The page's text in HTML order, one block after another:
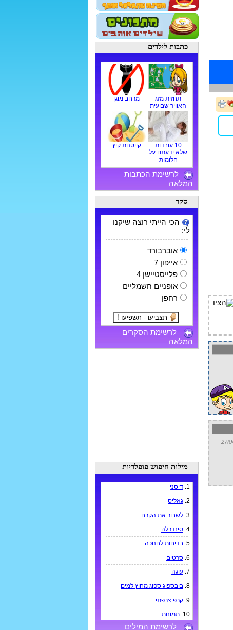
כתבות לילדים
תחזית מזג
האוויר שבועית
מרחב מוגן
10 עובדות
שלא ידעתם על
חלומות
קייטנות קיץ
לרשימת הכתבות
המלאה
סקר
הכי הייתי רוצה שיקנו
לי:
אוברבורד
אייפון 7
פלייסטיישן 4
אופניים חשמליים
רחפן
לרשימת הסקרים
המלאה
מילות חיפוש פופלריות
1. דיסני
2. גאליס
3. לשבור את הקרח
4. סינדרלה
5. בדיחות לחנוכה
6. סרטים
7. עוגה
8. בובספוג ספוג מחוץ למים
9. קרפ צרפתי
10. תמונות
לרשימת המילים